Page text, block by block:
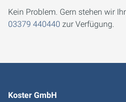
Kein Problem. Gern stehen wir
03379 440440 zur Verfügung.
Koster GmbH